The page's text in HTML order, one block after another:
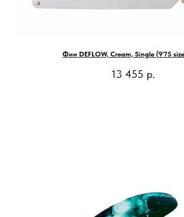
Фин DEFLOW, Cream, Single (9'75
13 455 р.